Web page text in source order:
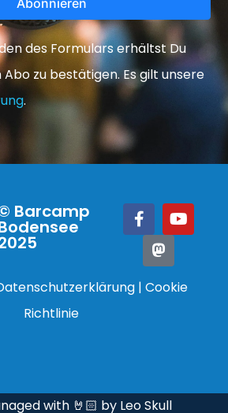
Abonnieren
des Formulars erhältst Du
Abo zu bestätigen. Es gilt unsere
.
Barcamp
| Cookie
Richtlinie
with 🤘🏻 by Leo Skull